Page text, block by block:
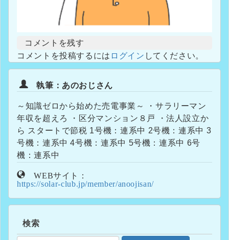
コメントを残す
コメントを投稿するには ログイン してください。
執筆：あのおじさん
～知識ゼロから始めた売電事業～ ・サラリーマン
年収を超えろ ・区分マンション８戸 ・法人設立か
ら スタートで節税 1号機：連系中 2号機：連系中 3
号機：連系中 4号機：連系中 5号機：連系中 6号
機：連系中
WEBサイト：
https://solar-club.jp/member/anoojisan/
検索